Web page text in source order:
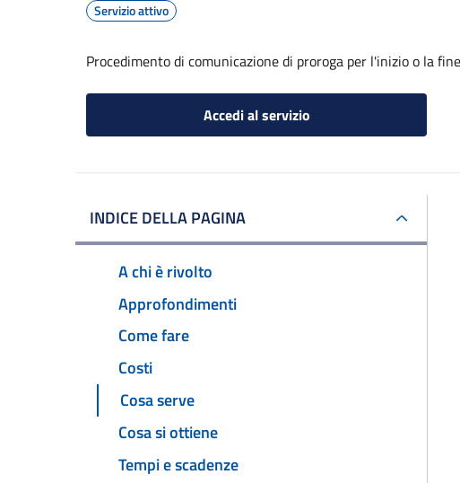
Servizio attivo
Procedimento di comunicazione di proroga per l'inizio o la
Accedi al servizio
INDICE DELLA PAGINA
A chi è rivolto
Approfondimenti
Come fare
Costi
Cosa serve
Cosa si ottiene
Tempi e scadenze